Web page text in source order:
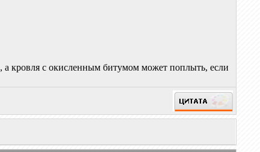
кровля с окисленным битумом может поплыть, если